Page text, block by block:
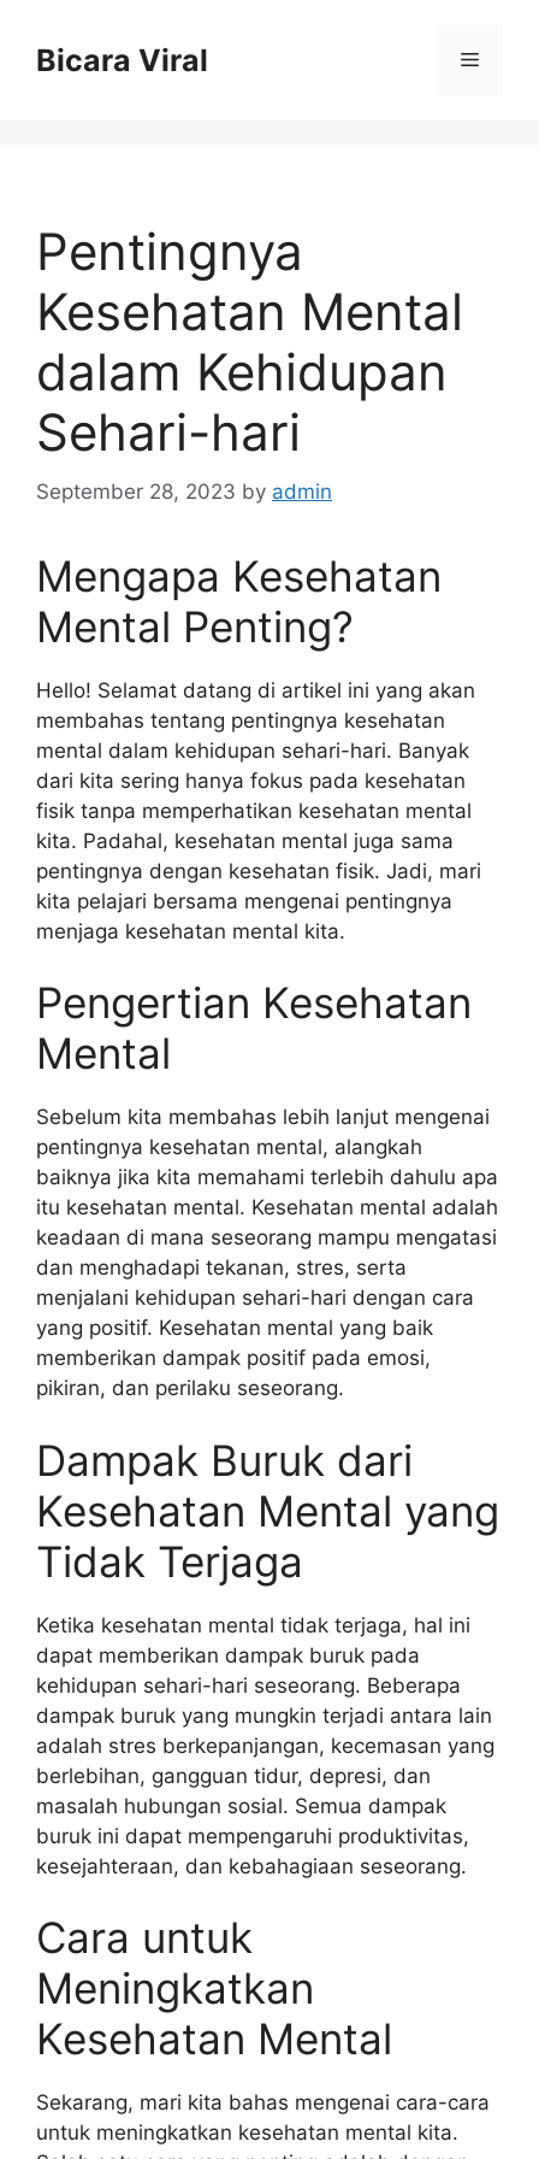
contentBicara Viral Menu
Pentingnya
Kesehatan Mental
dalam Kehidupan
Sehari-hari
September 28, 2023 by admin
Mengapa Kesehatan
Mental Penting?
Hello! Selamat datang di artikel ini yang akan
membahas tentang pentingnya kesehatan
mental dalam kehidupan sehari-hari. Banyak
dari kita sering hanya fokus pada kesehatan
fisik tanpa memperhatikan kesehatan mental
kita. Padahal, kesehatan mental juga sama
pentingnya dengan kesehatan fisik. Jadi, mari
kita pelajari bersama mengenai pentingnya
menjaga kesehatan mental kita.
Pengertian Kesehatan
Mental
Sebelum kita membahas lebih lanjut mengenai
pentingnya kesehatan mental, alangkah
baiknya jika kita memahami terlebih dahulu apa
itu kesehatan mental. Kesehatan mental adalah
keadaan di mana seseorang mampu mengatasi
dan menghadapi tekanan, stres, serta
menjalani kehidupan sehari-hari dengan cara
yang positif. Kesehatan mental yang baik
memberikan dampak positif pada emosi,
pikiran, dan perilaku seseorang.
Dampak Buruk dari
Kesehatan Mental yang
Tidak Terjaga
Ketika kesehatan mental tidak terjaga, hal ini
dapat memberikan dampak buruk pada
kehidupan sehari-hari seseorang. Beberapa
dampak buruk yang mungkin terjadi antara lain
adalah stres berkepanjangan, kecemasan yang
berlebihan, gangguan tidur, depresi, dan
masalah hubungan sosial. Semua dampak
buruk ini dapat mempengaruhi produktivitas,
kesejahteraan, dan kebahagiaan seseorang.
Cara untuk
Meningkatkan
Kesehatan Mental
Sekarang, mari kita bahas mengenai cara-cara
untuk meningkatkan kesehatan mental kita.